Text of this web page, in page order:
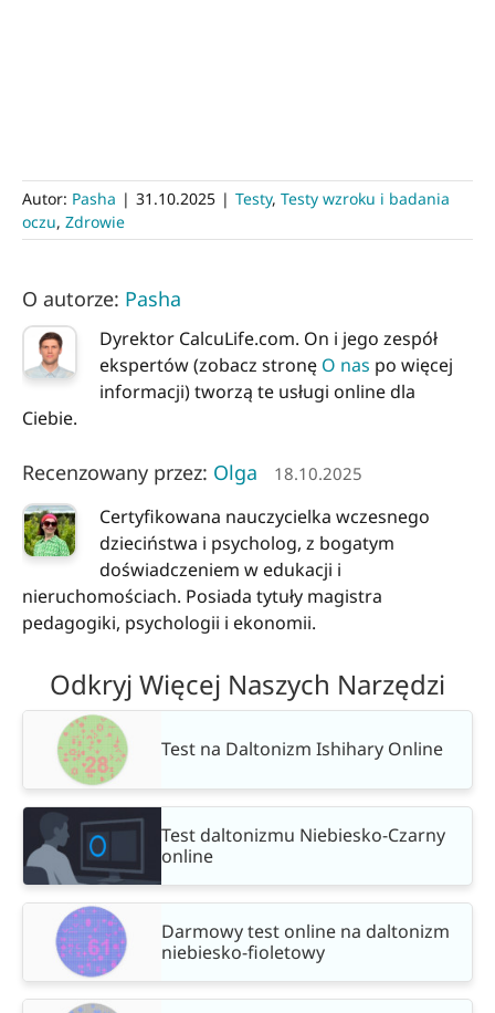
Autor: Pasha | 31.10.2025 | Testy, Testy wzroku i badania
oczu, Zdrowie
O autorze: Pasha
Dyrektor CalcuLife.com. On i jego zespół
ekspertów (zobacz stronę O nas po więcej
informacji) tworzą te usługi online dla
Ciebie.
Recenzowany przez: Olga 18.10.2025
Certyfikowana nauczycielka wczesnego
dzieciństwa i psycholog, z bogatym
doświadczeniem w edukacji i
nieruchomościach. Posiada tytuły magistra
pedagogiki, psychologii i ekonomii.
Odkryj Więcej Naszych Narzędzi
Test na Daltonizm Ishihary Online
Test daltonizmu Niebiesko-Czarny
online
Darmowy test online na daltonizm
niebiesko-fioletowy